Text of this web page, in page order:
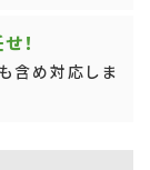
！
含め対応しま